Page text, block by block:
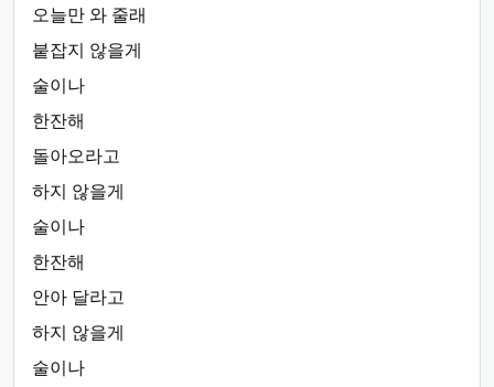
오늘만 와 줄래
붙잡지 않을게
술이나
한잔해
돌아오라고
하지 않을게
술이나
한잔해
안아 달라고
하지 않을게
술이나